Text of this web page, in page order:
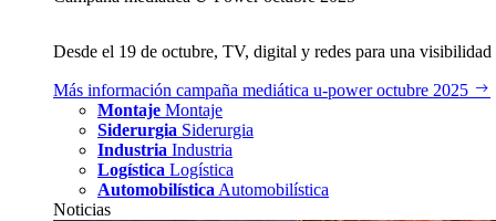
Desde el 19 de octubre, TV, digital y redes para una
Más información campaña mediática u‑power octubre 2025
Montaje Montaje
Siderurgia Siderurgia
Industria Industria
Logística Logística
Automobilística Automobilística
Noticias